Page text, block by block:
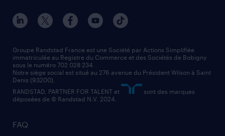
manutentionnaire
assistant administratif
comptable
contact entreprise
faq intérim / recrutement
nos agences par ville
nos agences par région
nos cabinets de recrutement
FAQ
Groupe Randstad France est une Société par Actions Simplifiée
immatriculée au Registre du Commerce et des Sociétés de Bobigny
sous le numéro 702 028 234.
Notre siège social est situé au 276 avenue du Président Wilson à Saint
Denis (93200).
RANDSTAD, PARTNER FOR TALENT et
sont des marques
déposées de © Randstad N.V. 2024.